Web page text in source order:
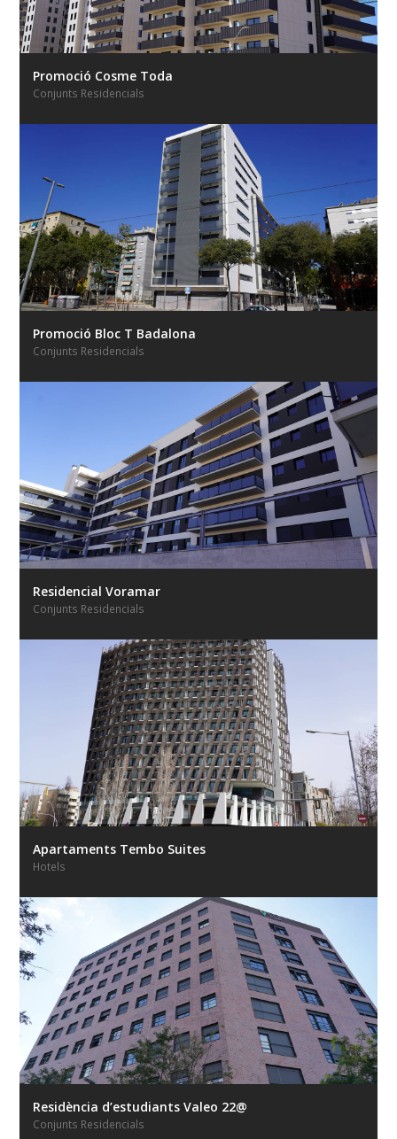
Promoció Cosme Toda
Conjunts Residencials
Promoció Bloc T Badalona
Conjunts Residencials
Residencial Voramar
Conjunts Residencials
Apartaments Tembo Suites
Hotels
Residència d’estudiants Valeo 22@
Conjunts Residencials